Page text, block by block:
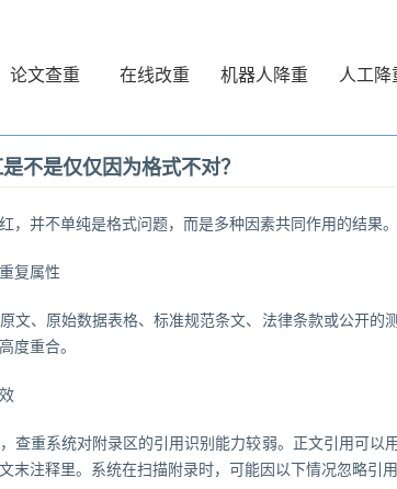
论文查重 在线改重 机器人降重 人工降
不是仅仅因为格式不对？
，并不单纯是格式问题，而是多种因素共同作用的结果
复属性
文、原始数据表格、标准规范条文、法律条款或公开的
度重合。
查重系统对附录区的引用识别能力较弱。正文引用可以
末注释里。系统在扫描附录时，可能因以下情况忽略引